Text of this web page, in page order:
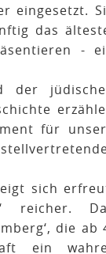
eingesetzt.
das
-
der
für
sich
reicher.
die ab
ein